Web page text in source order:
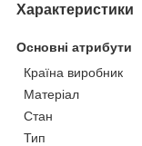
Характеристики
Основні атрибути
Країна виробник
Матеріал
Стан
Тип